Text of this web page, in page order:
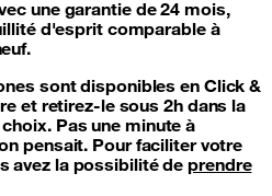
une garantie de 24 mois,
d'esprit comparable à
sont disponibles en Click &
et retirez-le sous 2h dans la
Pas une minute à
pensait. Pour faciliter votre
avez la possibilité deprendre